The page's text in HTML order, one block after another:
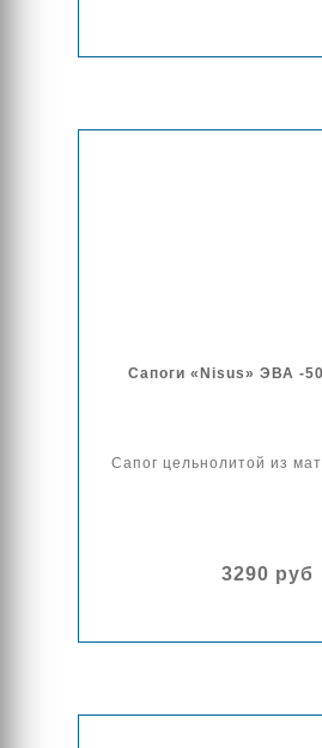
Сапоги «Nisus» ЭВА -
Сапог цельнолитой из
3290 руб